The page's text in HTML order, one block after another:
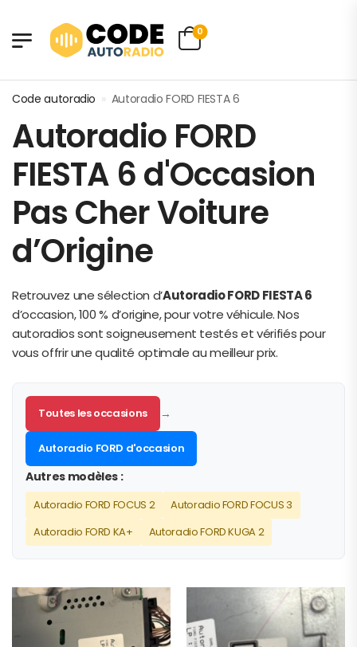
0
Code autoradio » Autoradio FORD FIESTA 6
Autoradio FORD
FIESTA 6 d'Occasion
Pas Cher Voiture
d’Origine
Retrouvez une sélection d’Autoradio FORD FIESTA 6
d’occasion, 100 % d’origine, pour votre véhicule. Nos
autoradios sont soigneusement testés et vérifiés pour
vous offrir une qualité optimale au meilleur prix.
Toutes les occasions →
Autoradio FORD d'occasion
Autres modèles :
Autoradio FORD FOCUS 2
Autoradio FORD FOCUS 3
Autoradio FORD KA+
Autoradio FORD KUGA 2